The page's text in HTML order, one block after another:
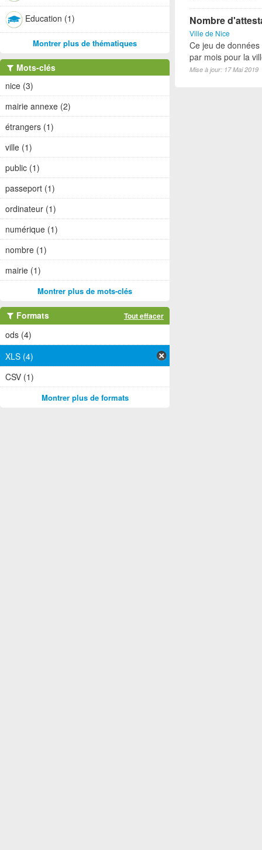
Nombre
Ville de Nice
Ce jeu de
par mois pour la
Mise à jour: 17 Mai 2019
Education (1)
Montrer plus de thématiques
Mots-clés
nice (3)
mairie annexe (2)
étrangers (1)
ville (1)
public (1)
passeport (1)
ordinateur (1)
numérique (1)
nombre (1)
mairie (1)
Montrer plus de mots-clés
Formats Tout effacer
ods (4)
XLS (4)
CSV (1)
Montrer plus de formats